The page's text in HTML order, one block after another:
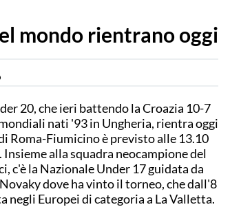
mondo rientrano oggi
20, che ieri battendo la Croazia 10-7
nati '93 in Ungheria, rientra oggi
Roma-Fiumicino è previsto alle 13.10
alla squadra neocampione del
c'è la Nazionale Under 17 guidata da
dove ha vinto il torneo, che dall'8
negli Europei di categoria a La Valletta.